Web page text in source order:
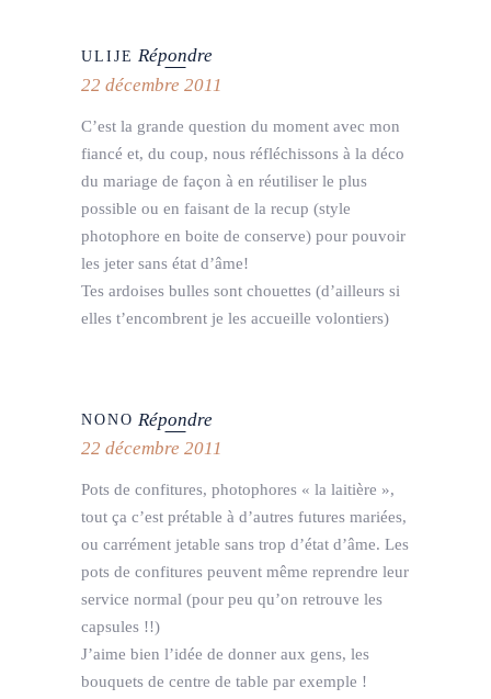
ULIJE Répondre
22 décembre 2011
C’est la grande question du moment avec mon
fiancé et, du coup, nous réfléchissons à la déco
du mariage de façon à en réutiliser le plus
possible ou en faisant de la recup (style
photophore en boite de conserve) pour pouvoir
les jeter sans état d’âme!
Tes ardoises bulles sont chouettes (d’ailleurs si
elles t’encombrent je les accueille volontiers)
NONO Répondre
22 décembre 2011
Pots de confitures, photophores « la laitière »,
tout ça c’est prétable à d’autres futures mariées,
ou carrément jetable sans trop d’état d’âme. Les
pots de confitures peuvent même reprendre leur
service normal (pour peu qu’on retrouve les
capsules !!)
J’aime bien l’idée de donner aux gens, les
bouquets de centre de table par exemple !